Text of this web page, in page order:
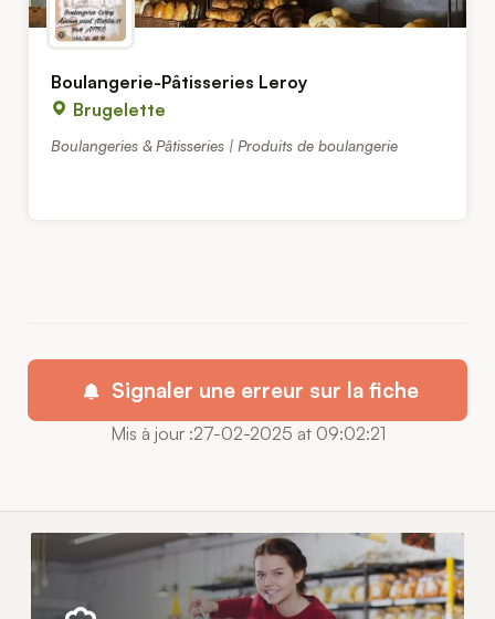
Boulangerie-Pâtisseries Leroy
Brugelette
Boulangeries & Pâtisseries | Produits de boulangerie
Signaler une erreur sur la fiche
Mis à jour :27-02-2025 at 09:02:21